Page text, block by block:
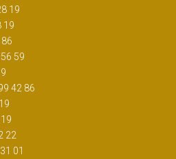
19
19
59
42 86
22
01